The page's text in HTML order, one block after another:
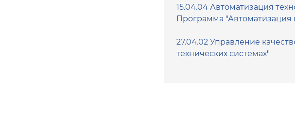
15.04.04 Автоматизация
Программа "Автоматизация
27.04.02 Управление
технических системах"